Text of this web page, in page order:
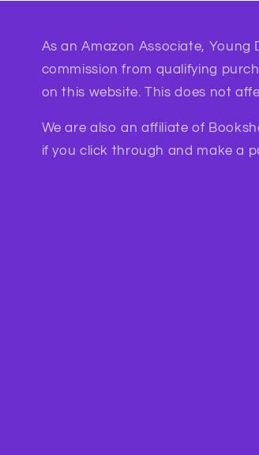
As an Amazon Associate, Young
commission from qualifying
on this website. This does not
We are also an affiliate of
if you click through and make a